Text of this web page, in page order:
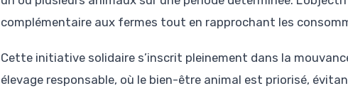
complémentaire aux fermes tout en rapprochant les
Cette initiative solidaire s’inscrit pleinement dans la
élevage responsable, où le bien-être animal est priorisé,